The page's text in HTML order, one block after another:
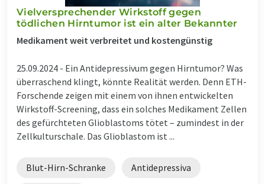
Vielversprechender Wirkstoff gegen
tödlichen Hirntumor ist ein alter Bekannter
Medikament weit verbreitet und kostengünstig
25.09.2024 - Ein Antidepressivum gegen Hirntumor? Was
überraschend klingt, könnte Realität werden. Denn ETH-
Forschende zeigen mit einem von ihnen entwickelten
Wirkstoff-Screening, dass ein solches Medikament Zellen
des gefürchteten Glioblastoms tötet – zumindest in der
Zellkulturschale. Das Glioblastom ist ...
Blut-Hirn-Schranke Antidepressiva